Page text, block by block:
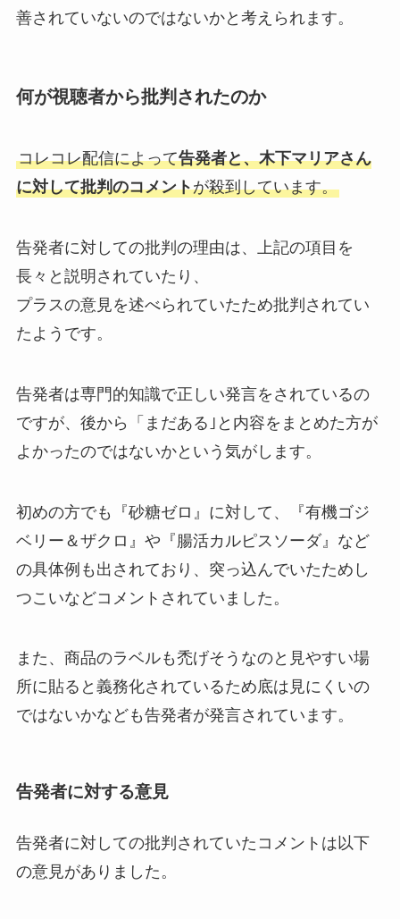
善されていないのではないかと考えられます。
何が視聴者から批判されたのか
コレコレ配信によって告発者と、木下マリアさん
に対して批判のコメントが殺到しています。
告発者に対しての批判の理由は、上記の項目を
長々と説明されていたり、
プラスの意見を述べられていたため批判されてい
たようです。
告発者は専門的知識で正しい発言をされているの
ですが、後から「まだある｣と内容をまとめた方が
よかったのではないかという気がします。
初めの方でも『砂糖ゼロ』に対して、『有機ゴジ
ベリー＆ザクロ』や『腸活カルピスソーダ』など
の具体例も出されており、突っ込んでいたためし
つこいなどコメントされていました。
また、商品のラベルも禿げそうなのと見やすい場
所に貼ると義務化されているため底は見にくいの
ではないかなども告発者が発言されています。
告発者に対する意見
告発者に対しての批判されていたコメントは以下
の意見がありました。